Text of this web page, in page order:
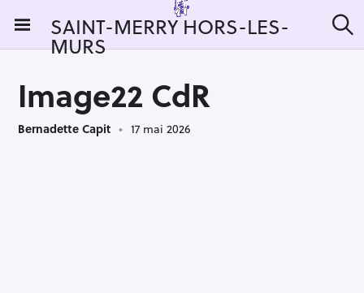
i
SAINT-MERRY HORS-LES-
MURS e
Image22 CdR
Bernadette Capit 17 mai 2026